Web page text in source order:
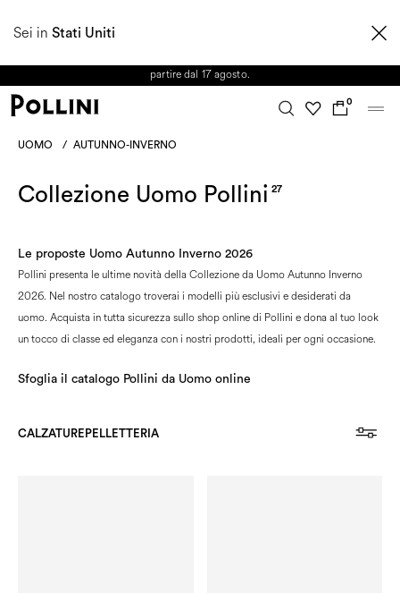
Sei in Stati Uniti
AUTUNNO/INVERNO 2026. Dall'8 al 16 agosto il Servizio Clienti non sarà
partire dal 17 agosto.
0
UOMO / AUTUNNO-INVERNO
Collezione Uomo Pollini 27
Le proposte Uomo Autunno Inverno 2026
Pollini presenta le ultime novità della Collezione da Uomo Autunno Inverno
2026. Nel nostro catalogo troverai i modelli più esclusivi e desiderati da
uomo. Acquista in tutta sicurezza sullo shop online di Pollini e dona al tuo look
un tocco di classe ed eleganza con i nostri prodotti, ideali per ogni occasione.
Sfoglia il catalogo Pollini da Uomo online
CALZATURE PELLETTERIA